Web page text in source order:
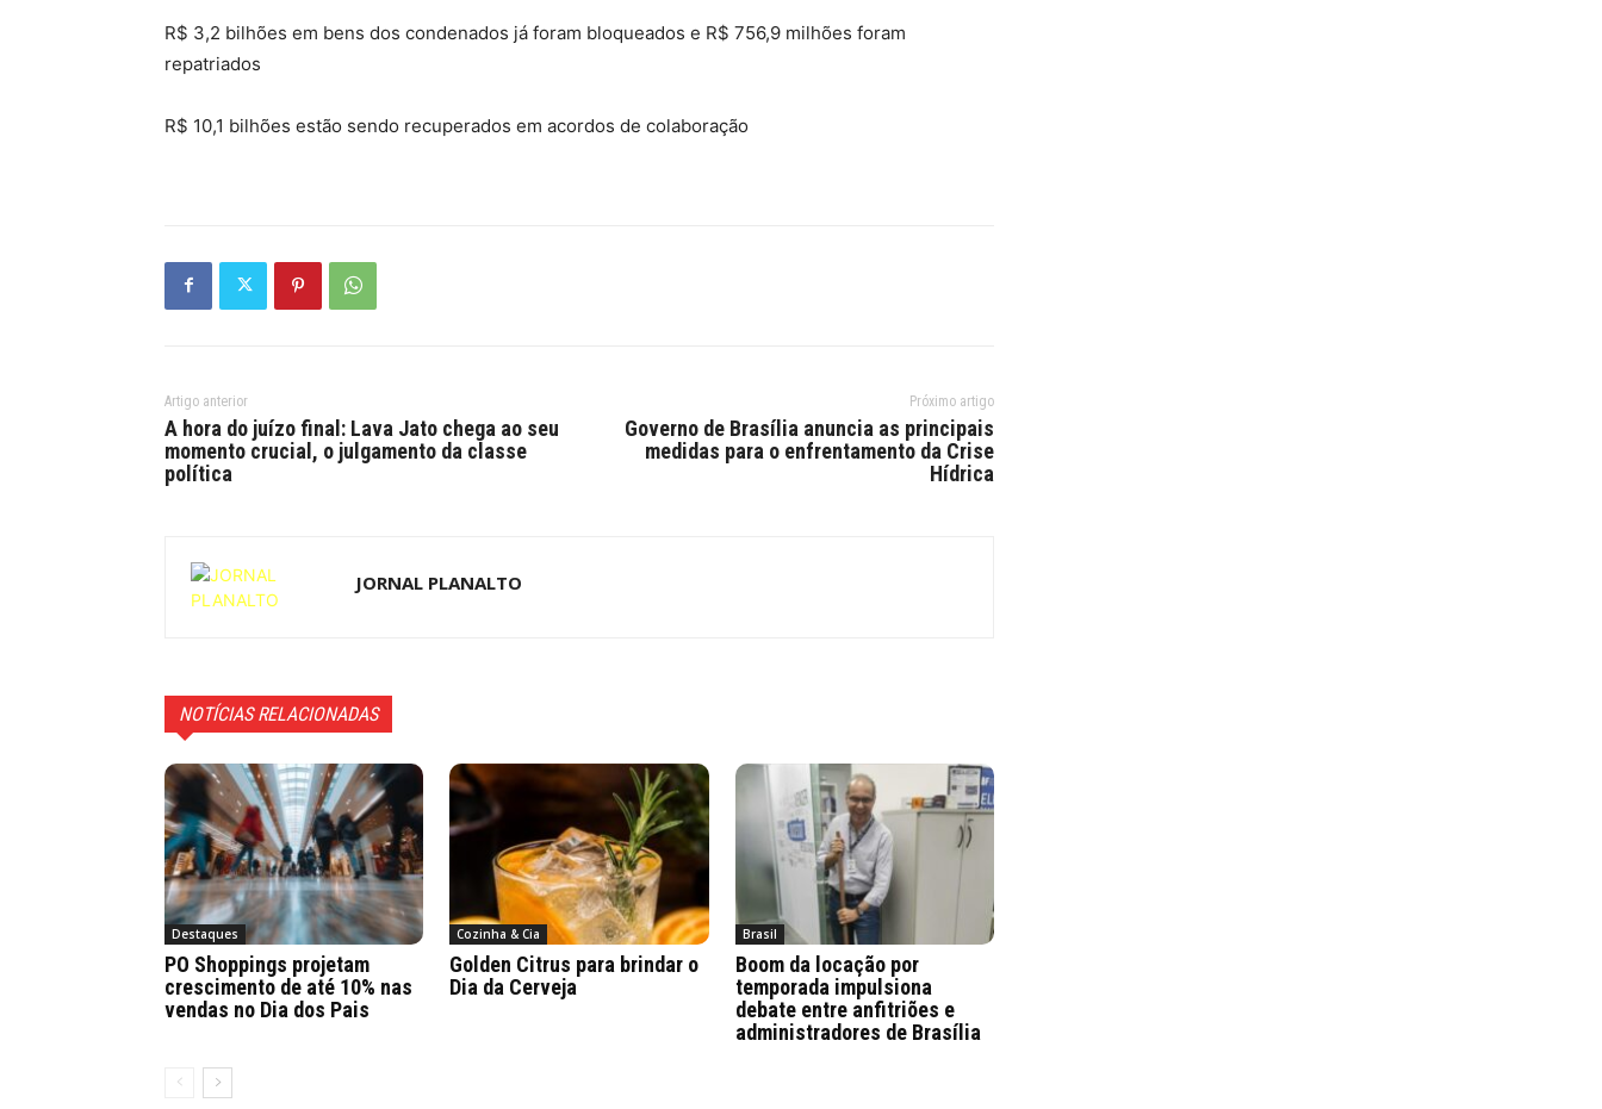
R$ 3,2 bilhões em bens dos condenados já foram bloqueados e R$ 756,9 milhões foram
repatriados
R$ 10,1 bilhões estão sendo recuperados em acordos de colaboração
Artigo anterior
A hora do juízo final: Lava Jato chega ao seu
momento crucial, o julgamento da classe
política
Próximo artigo
Governo de Brasília anuncia as principais
medidas para o enfrentamento da Crise
Hídrica
JORNAL PLANALTO
NOTÍCIAS RELACIONADAS
Destaques
PO Shoppings projetam
crescimento de até 10% nas
vendas no Dia dos Pais
Cozinha & Cia
Golden Citrus para brindar o
Dia da Cerveja
Brasil
Boom da locação por
temporada impulsiona
debate entre anfitriões e
administradores de Brasília